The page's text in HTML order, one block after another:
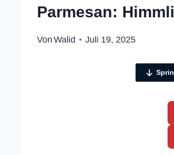
Parmesan:
Von Walid Juli 19, 2025